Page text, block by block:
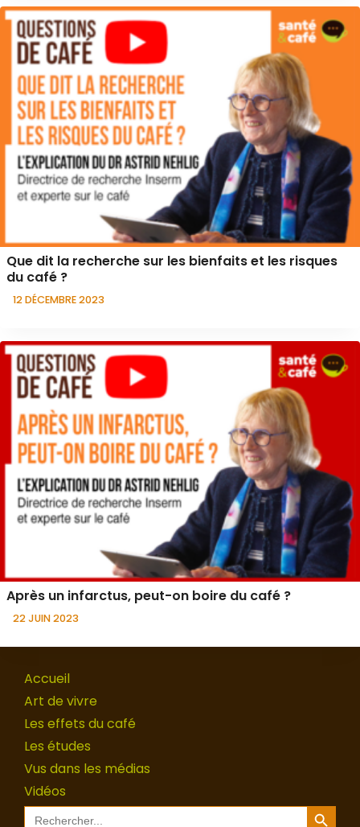
Que dit la recherche sur les bienfaits et les risques
du café ?
12 DÉCEMBRE 2023
Après un infarctus, peut-on boire du café ?
22 JUIN 2023
Accueil
Art de vivre
Les effets du café
Les études
Vus dans les médias
Vidéos
Search
Search Button